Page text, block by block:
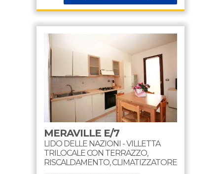
MERAVILLE E/7
LIDO DELLE NAZIONI - VILLETTA
TRILOCALE CON TERRAZZO,
RISCALDAMENTO, CLIMATIZZATORE